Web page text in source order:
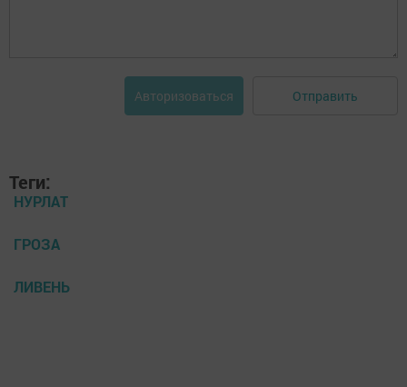
Авторизоваться Отправить
Теги:
НУРЛАТ
ГРОЗА
ЛИВЕНЬ